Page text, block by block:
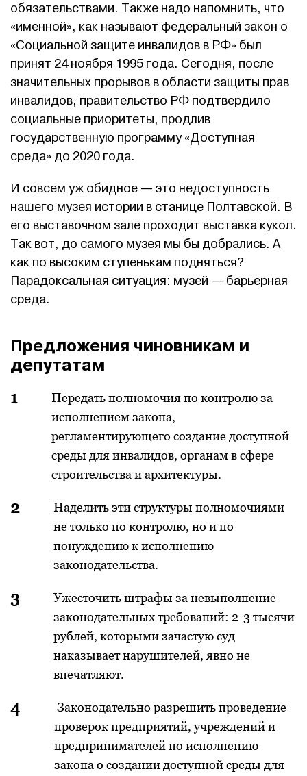
обязательствами. Также надо напомнить, что
«именной», как называют федеральный закон о
«Социальной защите инвалидов в РФ» был
принят 24 ноября 1995 года. Сегодня, после
значительных прорывов в области защиты прав
инвалидов, правительство РФ подтвердило
социальные приоритеты, продлив
государственную программу «Доступная
среда» до 2020 года.
И совсем уж обидное — это недоступность
нашего музея истории в станице Полтавской. В
его выставочном зале проходит выставка кукол.
Так вот, до самого музея мы бы добрались. А
как по высоким ступенькам подняться?
Парадоксальная ситуация: музей — барьерная
среда.
Предложения чиновникам и
депутатам
Передать полномочия по контролю за
исполнением закона,
регламентирующего создание доступной
среды для инвалидов, органам в сфере
строительства и архитектуры.
Наделить эти структуры полномочиями
не только по контролю, но и по
понуждению к исполнению
законодательства.
Ужесточить штрафы за невыполнение
законодательных требований: 2-3 тысячи
рублей, которыми зачастую суд
наказывает нарушителей, явно не
впечатляют.
Законодательно разрешить проведение
проверок предприятий, учреждений и
предпринимателей по исполнению
закона о создании доступной среды для